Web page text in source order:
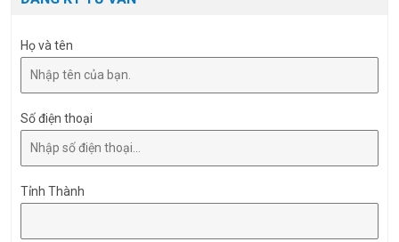
Họ và tên
Số điện thoại
Tỉnh Thành